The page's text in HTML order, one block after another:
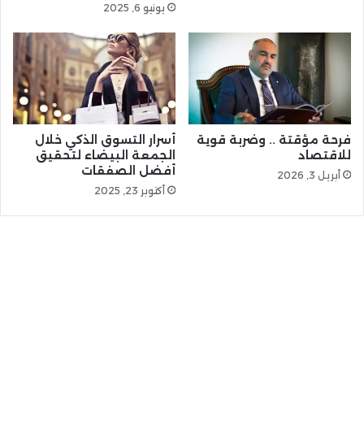
يونيو 6, 2025
فرحة مؤقتة .. وضربة قوية
للاقتصاد
أبريل 3, 2026
أسرار التسوق الذكي خلال
الجمعة البيضاء لتحقيق
أفضل الصفقات
أكتوبر 23, 2025